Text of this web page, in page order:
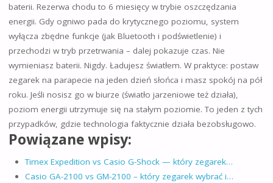
baterii. Rezerwa chodu to 6 miesięcy w trybie oszczędzania
energii. Gdy ogniwo pada do krytycznego poziomu, system
wyłącza zbędne funkcje (jak Bluetooth i podświetlenie) i
przechodzi w tryb przetrwania – dalej pokazuje czas. Nie
wymieniasz baterii. Nigdy. Ładujesz światłem. W praktyce: postaw
zegarek na parapecie na jeden dzień słońca i masz spokój na pół
roku. Jeśli nosisz go w biurze (światło jarzeniowe też działa),
poziom energii utrzymuje się na stałym poziomie. To jeden z tych
przypadków, gdzie technologia faktycznie działa bezobsługowo.
Powiązane wpisy:
Timex Expedition vs Casio G-Shock — który zegarek…
Casio GA-2100 vs GM-2100 – który zegarek wybrać i…